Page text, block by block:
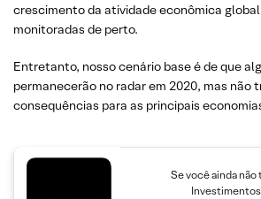
crescimento da atividade econômica global
monitoradas de perto.
Entretanto, nosso cenário base é de que
permanecerão no radar em 2020, mas não
consequências para as principais
Se você ainda não